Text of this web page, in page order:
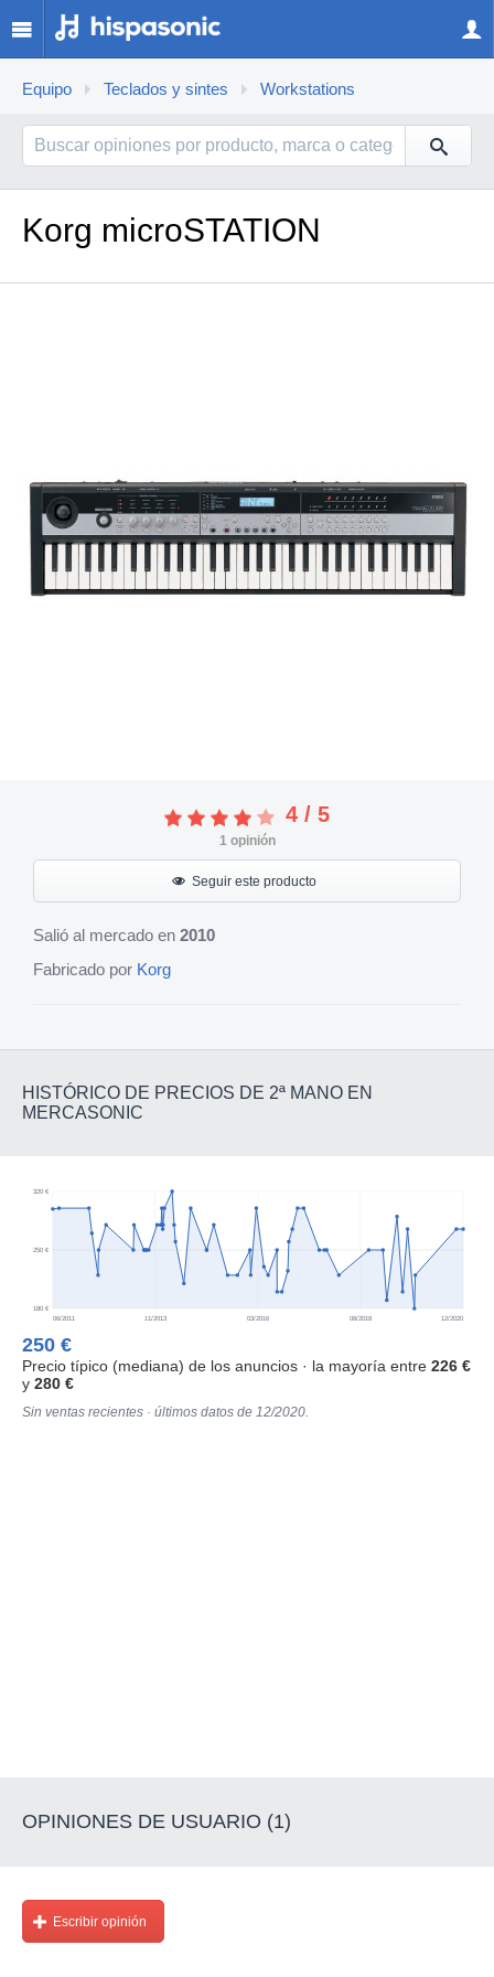
Equipo Teclados y sintes Workstations
Korg microSTATION
4 / 5
1opinión
Seguir este producto
Salió al mercado en 2010
Fabricado por Korg
HISTÓRICO DE PRECIOS DE 2ª MANO EN
MERCASONIC
180 €
250 €
320 €
06/2011 11/2013 03/2016 08/2018 12/2020
250 €
Precio típico (mediana) de los anuncios · la mayoría entre 226 €
y 280 €
Sin ventas recientes · últimos datos de 12/2020.
OPINIONES DE USUARIO (1)
Escribir opinión